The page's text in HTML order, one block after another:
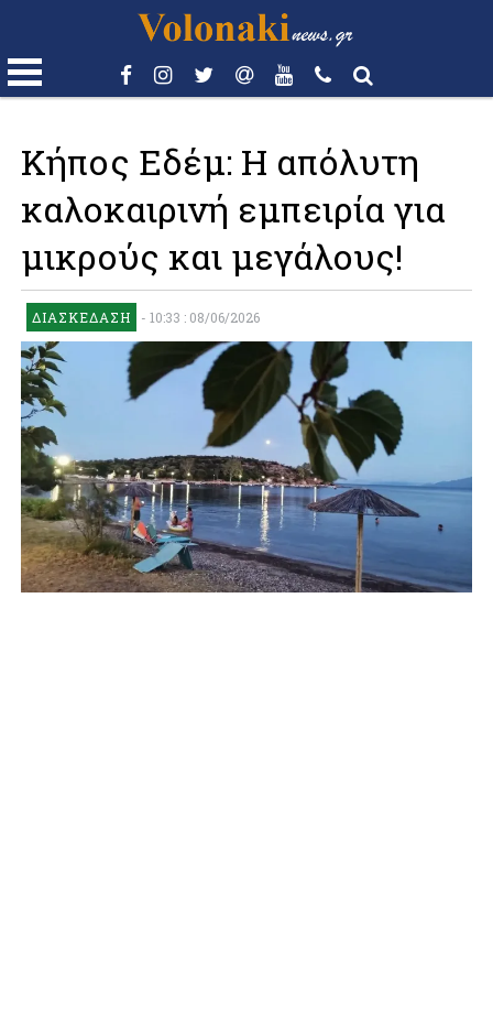
Κήπος Εδέμ: Η απόλυτη
καλοκαιρινή εμπειρία για
μικρούς και μεγάλους!
ΔΙΑΣΚΈΔΑΣΗ - 10:33 : 08/06/2026